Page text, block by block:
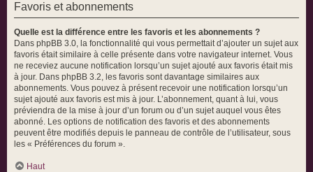
Favoris et abonnements
Quelle est la différence entre les favoris et les abonnements ?
Dans phpBB 3.0, la fonctionnalité qui vous permettait d’ajouter un sujet aux
favoris était similaire à celle présente dans votre navigateur internet. Vous
ne receviez aucune notification lorsqu’un sujet ajouté aux favoris était mis
à jour. Dans phpBB 3.2, les favoris sont davantage similaires aux
abonnements. Vous pouvez à présent recevoir une notification lorsqu’un
sujet ajouté aux favoris est mis à jour. L’abonnement, quant à lui, vous
préviendra de la mise à jour d’un forum ou d’un sujet auquel vous êtes
abonné. Les options de notification des favoris et des abonnements
peuvent être modifiés depuis le panneau de contrôle de l’utilisateur, sous
les « Préférences du forum ».
Haut